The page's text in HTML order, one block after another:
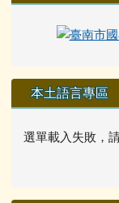
本土語言專區
選單載入失敗，